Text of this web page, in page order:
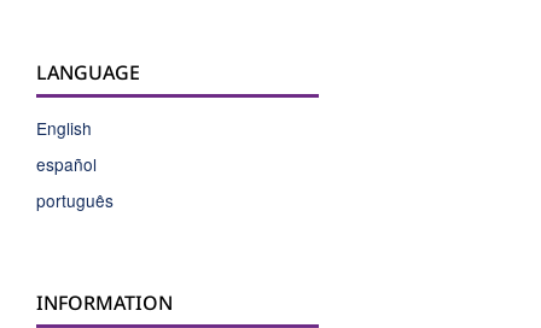
LANGUAGE
English
español
português
INFORMATION